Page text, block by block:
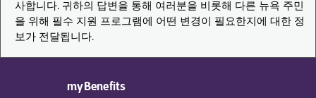
사합니다. 귀하의 답변을 통해 여러분을 비롯해 다른 뉴욕 주민
을 위해 필수 지원 프로그램에 어떤 변경이 필요한지에 대한 정
보가 전달됩니다.
myBenefits